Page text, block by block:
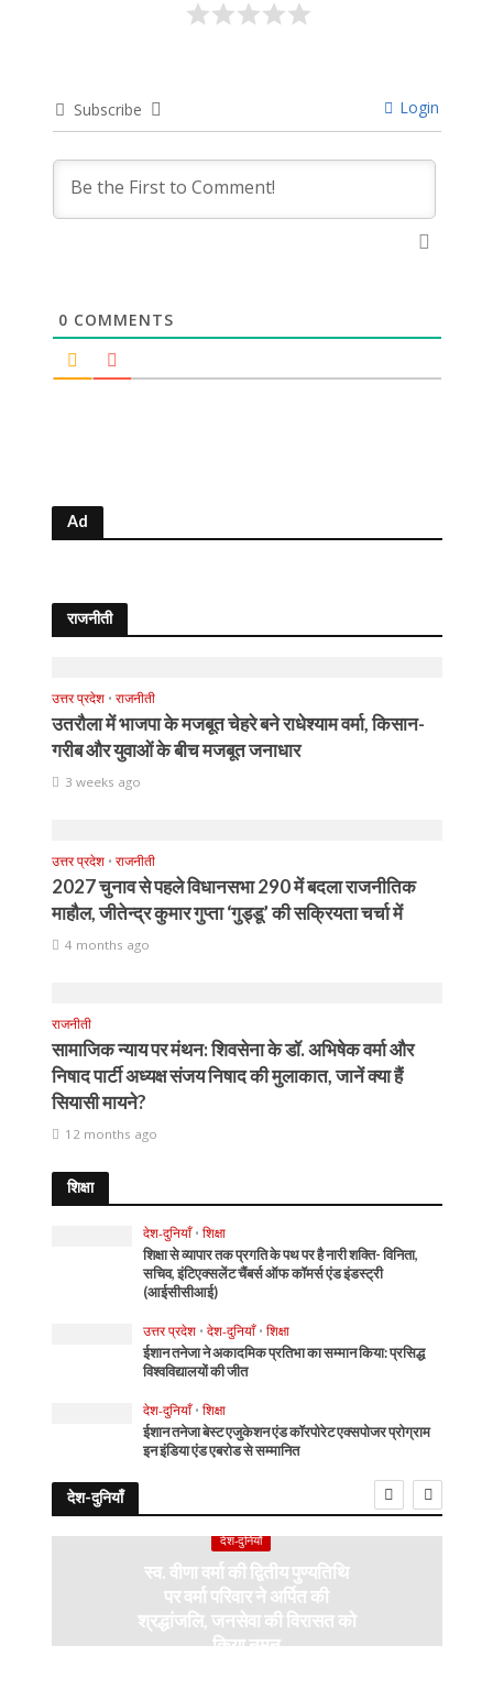
Subscribe Login
0 COMMENTS
Ad
राजनीती
उत्तर प्रदेश • राजनीती
उतरौला में भाजपा के मजबूत चेहरे बने राधेश्याम वर्मा, किसान-
गरीब और युवाओं के बीच मजबूत जनाधार
3 weeks ago
उत्तर प्रदेश • राजनीती
2027 चुनाव से पहले विधानसभा 290 में बदला राजनीतिक
माहौल, जीतेन्द्र कुमार गुप्ता ‘गुड्डू’ की सक्रियता चर्चा में
4 months ago
राजनीती
सामाजिक न्याय पर मंथन: शिवसेना के डॉ. अभिषेक वर्मा और
निषाद पार्टी अध्यक्ष संजय निषाद की मुलाकात, जानें क्या हैं
सियासी मायने?
12 months ago
शिक्षा
देश-दुनियाँ • शिक्षा
शिक्षा से व्यापार तक प्रगति के पथ पर है नारी शक्ति- विनिता,
सचिव, इंटिएक्सलेंट चैंबर्स ऑफ कॉमर्स एंड इंडस्ट्री
(आईसीसीआई)
उत्तर प्रदेश • देश-दुनियाँ • शिक्षा
ईशान तनेजा ने अकादमिक प्रतिभा का सम्मान किया: प्रसिद्ध
विश्वविद्यालयों की जीत
देश-दुनियाँ • शिक्षा
ईशान तनेजा बेस्ट एजुकेशन एंड कॉरपोरेट एक्सपोजर प्रोग्राम
इन इंडिया एंड एबरोड से सम्मानित
देश-दुनियाँ
देश-दुनियाँ
स्व. वीणा वर्मा की द्वितीय पुण्यतिथि
पर वर्मा परिवार ने अर्पित की
श्रद्धांजलि, जनसेवा की विरासत को
किया नमन